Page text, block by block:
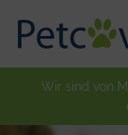
Wir sind von